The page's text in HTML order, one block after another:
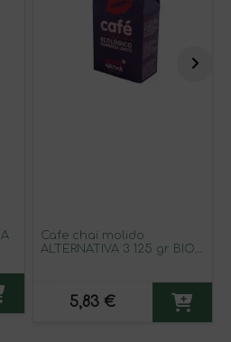
Cafe chai molido
ALTERNATIVA 3 125 gr BIO
5,83 €